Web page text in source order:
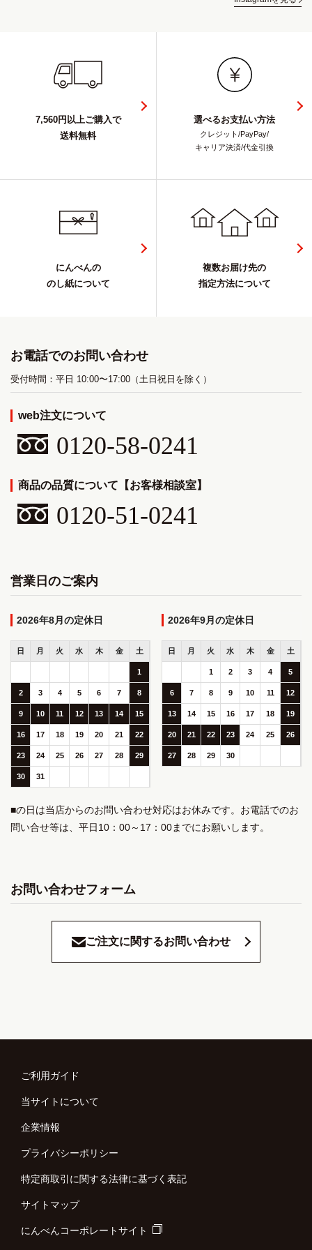
7,560円以上ご購入で
送料無料
選べるお支払い方法
クレジット/PayPay/
キャリア決済/代金引換
にんべんの
のし紙について
複数お届け先の
指定方法について
お電話でのお問い合わせ
受付時間：平日 10:00〜17:00（土日祝日を除く）
web注文について
0120-58-0241
商品の品質について【お客様相談室】
0120-51-0241
営業日のご案内
2026年8月
日 月 火 水 木 金 土
1
2 3 4 5 6 7 8
9 10 11 12 13 14 15
16 17 18 19 20 21 22
23 24 25 26 27 28 29
30 31
2026年9月
日 月 火 水 木 金 土
1 2 3 4 5
6 7 8 9 10 11 12
13 14 15 16 17 18 19
20 21 22 23 24 25 26
27 28 29 30
■の日は当店からのお問い合わせ対応はお休みです。お電話でのお
問い合せ等は、平日10：00～17：00までにお願いします。
お問い合わせフォーム
ご注文に関するお問い合わせ
ご利用ガイド
当サイトについて
企業情報
プライバシーポリシー
特定商取引に関する法律に基づく表記
サイトマップ
にんべんコーポレートサイト